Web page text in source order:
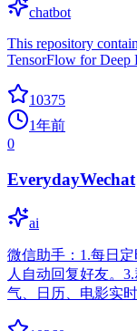
chatbot
This repository
TensorFlow for Deep
10375
1年前
0
EverydayWechat
ai
微信助手：1.每日
人自动回复好友。
气、日历、电影实